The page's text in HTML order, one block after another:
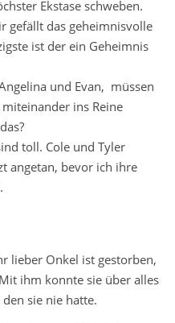
Ekstase schweben.
gefällt das geheimnisvolle
ist der ein Geheimnis
und Evan, müssen
ins Reine
toll. Cole und Tyler
angetan, bevor ich ihre
lieber Onkel ist gestorben,
ihm konnte sie über alles
sie nie hatte.